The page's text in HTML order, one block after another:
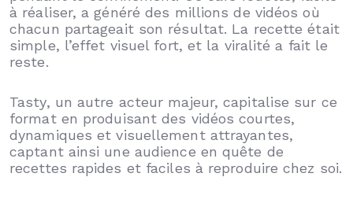
à réaliser, a généré des millions de vidéos où
chacun partageait son résultat. La recette était
simple, l’effet visuel fort, et la viralité a fait le
reste.
Tasty, un autre acteur majeur, capitalise sur ce
format en produisant des vidéos courtes,
dynamiques et visuellement attrayantes,
captant ainsi une audience en quête de
recettes rapides et faciles à reproduire chez soi.